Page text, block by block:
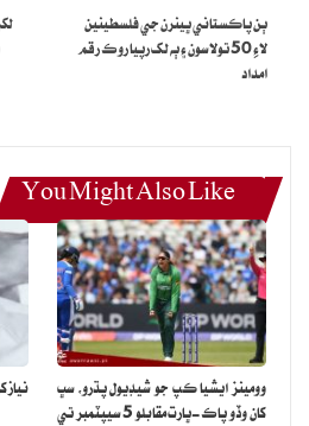
post on Instagram
ٻن پاڪستاني ڀينرن جي فلسطينين
لاءِ 50 تولا سون ۽ ٻه لک رپيا روڪ رقم
امداد
You Might Also Like
وومينز ايشيا ڪپ جو شيڊيول پڌرو، سڀ
کان وڏو پاڪ-ڀارت مقابلو 5 سيپٽمبر تي
نياز